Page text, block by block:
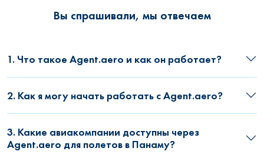
Вы спрашивали, мы отвечаем
1. Что такое Agent.aero и как он работает?
2. Как я могу начать работать с Agent.aero?
3. Какие авиакомпании доступны через
Agent.aero для полетов в Панаму?